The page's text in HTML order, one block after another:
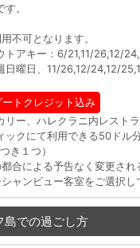
。
不可となります。
トアキー：6/21,11/26,12/
日曜日、11/26,12/24,12/
トクレジット込み
リー、ハレクラニ内レストラ
ックにて利用できる50ドル
き１つ）
合による予告なく変更され
ャンビュー客室をご選択し
島での過ごし方